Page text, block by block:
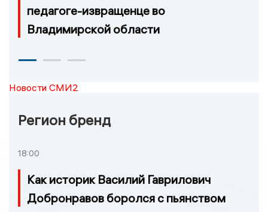
педагоге-извращенце во
Владимирской области
Новости СМИ2
Регион бренд
18:00
Как историк Василий Гаврилович
Добронравов боролся с пьянством